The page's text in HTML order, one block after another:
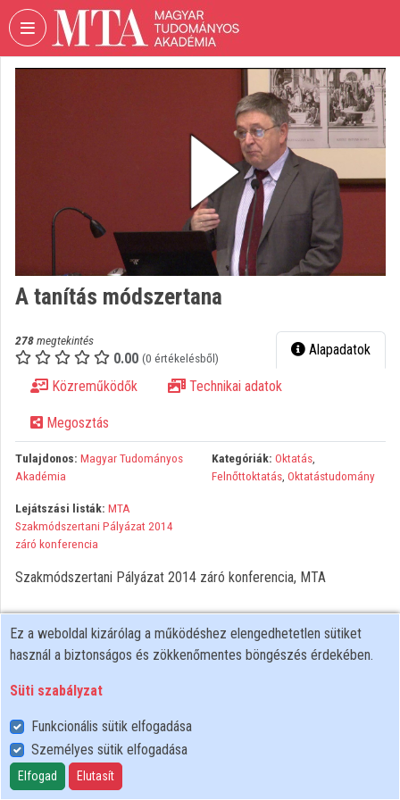
Fejléc kihagyása Menü kihagyása Tartalom kihagyása
Intézményi kezdőlap
Bejelentkezés
Intézményi listák
Intézmények
Közreműködők
A tanítás módszertana
278megtekintés
0.00 (0 értékelésből) Alapadatok
Közreműködők Technikai adatok
Megosztás
Tulajdonos: Magyar Tudományos
Akadémia
Kategóriák: Oktatás,
Felnőttoktatás, Oktatástudomány
Lejátszási listák: MTA
Szakmódszertani Pályázat 2014
záró konferencia
Szakmódszertani Pályázat 2014 záró konferencia, MTA
Felhasználói szabályzat
Adatkezelési tájékoztató
Süti szabályzat
Ez a weboldal kizárólag a működéshez elengedhetetlen sütiket
használ a biztonságos és zökkenőmentes böngészés érdekében.
Süti szabályzat
Funkcionális sütik elfogadása
Személyes sütik elfogadása
Elfogad Elutasít